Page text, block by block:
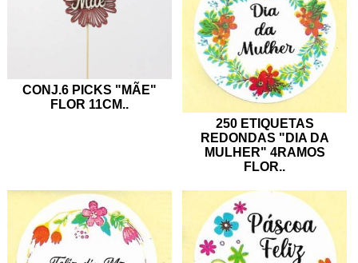
CONJ.6 PICKS "MÃE"
FLOR 11CM..
250 ETIQUETAS
REDONDAS "DIA DA
MULHER" 4RAMOS
FLOR..